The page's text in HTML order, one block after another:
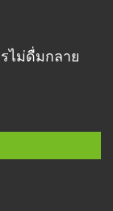
ไม่ดื่มกลาย